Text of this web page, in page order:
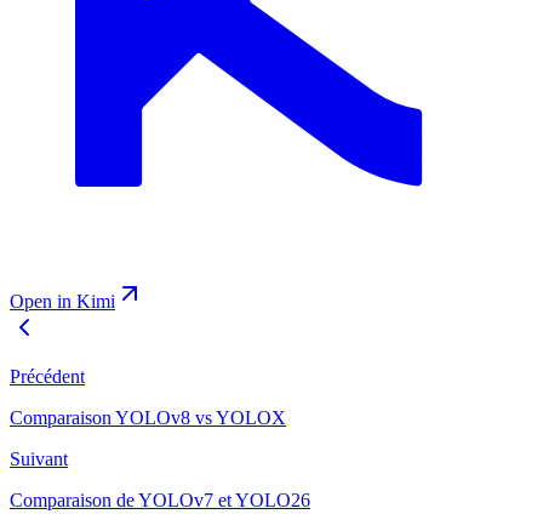
Open in Kimi
Précédent
Comparaison YOLOv8 vs YOLOX
Suivant
Comparaison de YOLOv7 et YOLO26